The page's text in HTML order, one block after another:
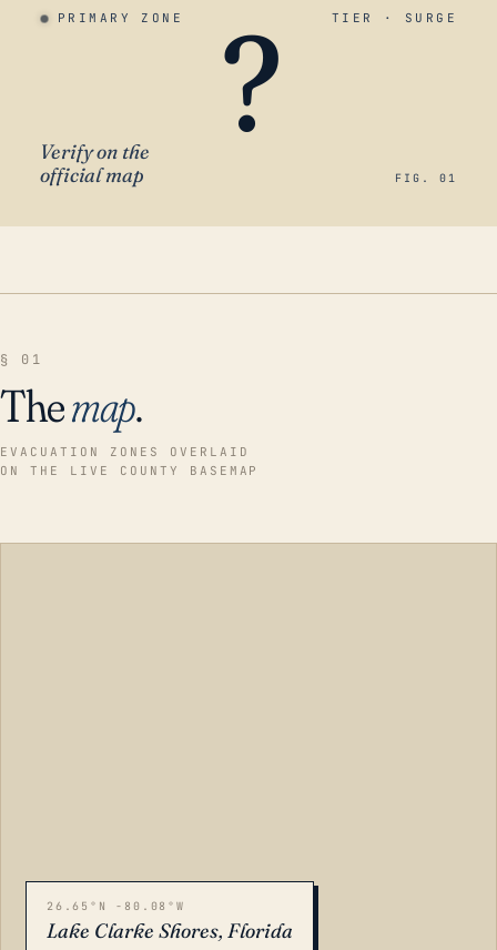
PRIMARY ZONE TIER · SURGE
?
Verify on the
official map
FIG. 01
§ 01
Themap.
EVACUATION ZONES OVERLAID
ON THE LIVE COUNTY BASEMAP
26.65°N -80.08°W
Lake Clarke Shores, Florida